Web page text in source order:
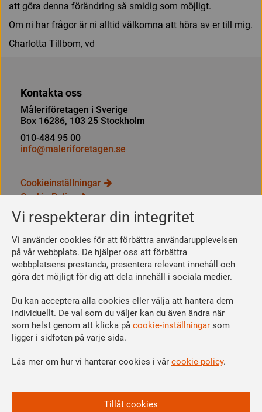
Vi respekterar din integritet
Vi använder cookies för att förbättra användarupplevelsen
på vår webbplats. De hjälper oss att förbättra
webbplatsens prestanda, presentera relevant innehåll och
göra det möjligt för dig att dela innehåll i sociala medier.
Du kan acceptera alla cookies eller välja att hantera dem
individuellt. De val som du väljer kan du även ändra när
som helst genom att klicka på cookie-inställningar som
ligger i sidfoten på varje sida.
Läs mer om hur vi hanterar cookies i vår cookie-policy.
Tillåt cookies
att göra denna förändring så smidig som möjligt.
Om ni har frågor är ni alltid välkomna att höra av er till mig.
Charlotta Tillbom, vd
Kontakta oss
Måleriföretagen i Sverige
Box 16286, 103 25 Stockholm
010-484 95 00
info@maleriforetagen.se
Cookieinställningar
Cookie Policy
Integritetspolicy
Bli medlem
Så här blir du medlem
Se dina förmåner
Räkna ut din medlemsavgift
Följ oss
Facebook
Linkedin
Youtube